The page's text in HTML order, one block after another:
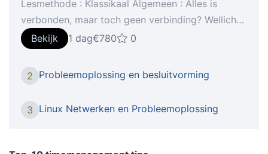
Lesmethode : Klassikaal Algemeen : Alles is
verbonden, maar toch geen verbinding? Wellicht
gaat er onderweg iets mis met het
netwerkverkeer. Netwerkverbindingen worden in
tijden van virtualisatie, containers, cloud en
Internet of Things niet bepaald eenvoudiger. En
verwacht? Tijd om te onderzoeken waar het
daadwerkelijk heen gaat, of waar het tegenaan
Bekijk 1 dag€780 0
2 Probleemoplossing en besluitvorming
3 Linux Netwerken en Probleemoplossing